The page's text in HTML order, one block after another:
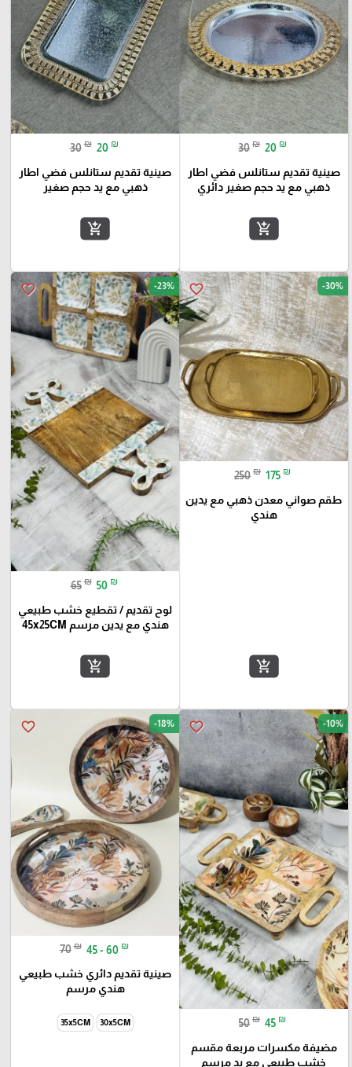
30 ₪ 20 ₪
صينية تقديم ستانلس فضي اطار
ذهبي مع يد حجم صغير دائري
add_shopping_cart
30 ₪ 20 ₪
صينية تقديم ستانلس فضي اطار
ذهبي مع يد حجم صغير
add_shopping_cart
favorite_border -30%
250 ₪ 175 ₪
طقم صواني معدن ذهبي مع يدين
هندي
add_shopping_cart
favorite_border -23%
65 ₪ 50 ₪
لوح تقديم / تقطيع خشب طبيعي
هندي مع يدين مرسم 45x25CM
add_shopping_cart
favorite_border -10%
50 ₪ 45 ₪
مضيفة مكسرات مربعة مقسم
خشب طبيعي مع يد مرسم
favorite_border -18%
70 ₪ 45 - 60 ₪
صينية تقديم دائري خشب طبيعي
هندي مرسم
30x5CM
35x5CM